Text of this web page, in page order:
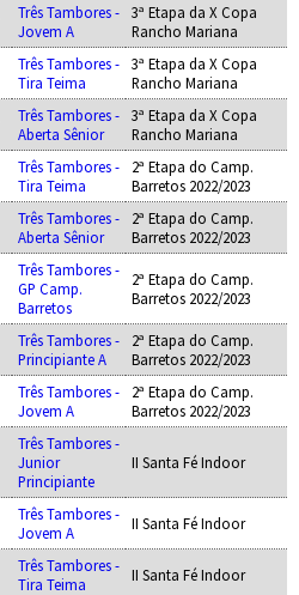
Três Tambores -
Jovem A
3ª Etapa da X Copa
Rancho Mariana
Três Tambores -
Tira Teima
3ª Etapa da X Copa
Rancho Mariana
Três Tambores -
Aberta Sênior
3ª Etapa da X Copa
Rancho Mariana
Três Tambores -
Tira Teima
2ª Etapa do Camp.
Barretos 2022/2023
Três Tambores -
Aberta Sênior
2ª Etapa do Camp.
Barretos 2022/2023
Três Tambores -
GP Camp.
Barretos
2ª Etapa do Camp.
Barretos 2022/2023
Três Tambores -
Principiante A
2ª Etapa do Camp.
Barretos 2022/2023
Três Tambores -
Jovem A
2ª Etapa do Camp.
Barretos 2022/2023
Três Tambores -
Junior
Principiante
II Santa Fé Indoor
Três Tambores -
Jovem A
II Santa Fé Indoor
Três Tambores -
Tira Teima
II Santa Fé Indoor